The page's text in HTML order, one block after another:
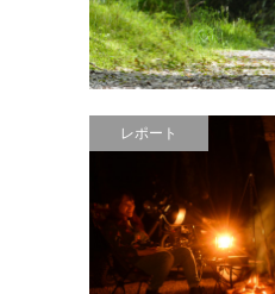
レポート